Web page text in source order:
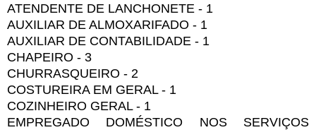
ATENDENTE DE LANCHONETE - 1
AUXILIAR DE ALMOXARIFADO - 1
AUXILIAR DE CONTABILIDADE - 1
CHAPEIRO - 3
CHURRASQUEIRO - 2
COSTUREIRA EM GERAL - 1
COZINHEIRO GERAL - 1
EMPREGADO DOMÉSTICO NOS SERVIÇOS